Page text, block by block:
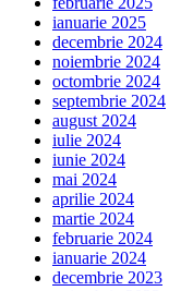
ianuarie 2025
decembrie 2024
noiembrie 2024
octombrie 2024
septembrie 2024
august 2024
iulie 2024
iunie 2024
mai 2024
aprilie 2024
martie 2024
februarie 2024
ianuarie 2024
decembrie 2023